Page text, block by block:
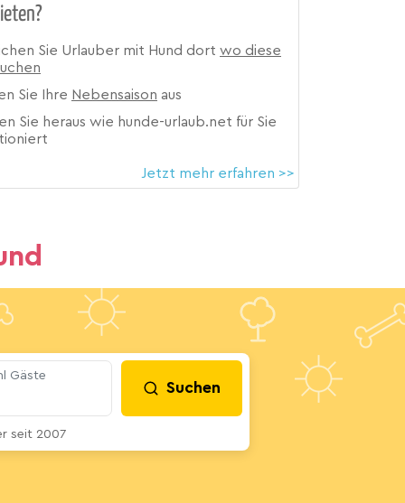
Sie Urlauber mit Hund dort wo diese
Sie Ihre Nebensaison aus
Sie heraus wie hunde-urlaub.net für Sie
Jetzt mehr erfahren >>
Gäste
Suchen
seit 2007